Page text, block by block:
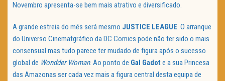
Novembro apresenta-se bem mais atrativo e diversificado.
A grande estreia do mês será mesmo JUSTICE LEAGUE. O arranque
do Universo Cinematgráfico da DC Comics pode não ter sido o mais
consensual mas tudo parece ter mudado de figura após o sucesso
global de Wondder Woman. Ao ponto de Gal Gadote a sua Princesa
das Amazonas ser cada vez mais a figura central desta equipa de